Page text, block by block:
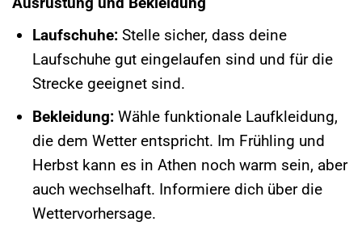
Laufschuhe:Stelle sicher, dass deine
Laufschuhe gut eingelaufen sind und für die
Strecke geeignet sind.
Bekleidung:Wähle funktionale Laufkleidung,
die dem Wetter entspricht. Im Frühling und
Herbst kann es in Athen noch warm sein, aber
auch wechselhaft. Informiere dich über die
Wettervorhersage.